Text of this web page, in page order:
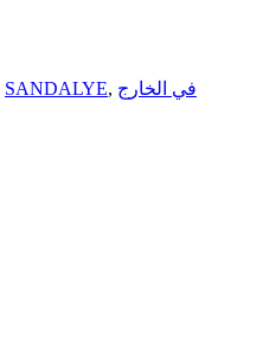
SANDALYE, في الخارج